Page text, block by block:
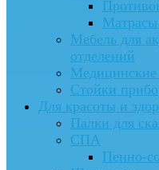
Матрасы
Мебель для
отделений
Стойки
Для красоты и
Палки для
СПА
Пенно-